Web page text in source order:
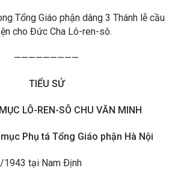
Tổng Giáo phận dâng 3 Thánh lễ cầu
cho Đức Cha Lô-ren-sô.
—————————
TIỂU SỬ
LÔ-REN-SÔ CHU VĂN MINH
Phụ tá Tổng Giáo phận Hà Nội
tại Nam Ðịnh